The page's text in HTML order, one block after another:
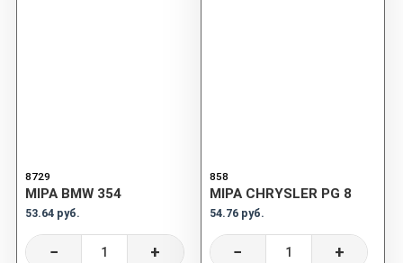
8729
MIPA BMW 354
53.64 руб.
− +
858
MIPA CHRYSLER PG 8
54.76 руб.
− +